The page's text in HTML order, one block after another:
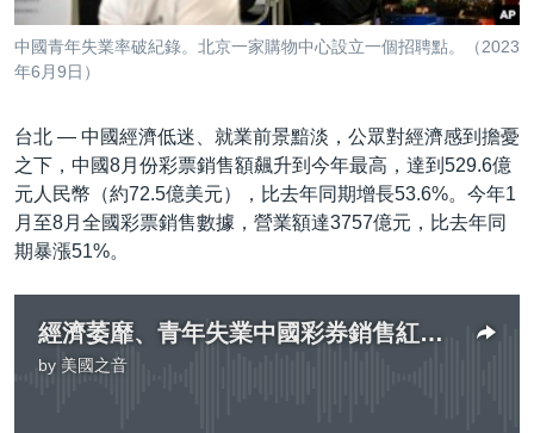
視頻
每日視頻新聞
美國專訊
視頻存檔
YOUTUBE頻道
音頻
新聞音頻
海外港人
港人港心
建國史話
廣播節目表
國語
關注我們
中國青年失業率破紀錄。北京一家購物中心設立一個招聘點。（2023
年6月9日）
台北 — 中國經濟低迷、就業前景黯淡，公眾對經濟感到擔憂
之下，中國8月份彩票銷售額飆升到今年最高，達到529.6億
元人民幣（約72.5億美元），比去年同期增長53.6%。今年1
月至8月全國彩票銷售數據，營業額達3757億元，比去年同
期暴漲51%。
經濟萎靡、青年失業中國彩券銷售紅火年增5成3
by 美國之音